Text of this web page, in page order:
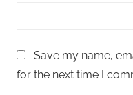
Save my name,
for the next time I